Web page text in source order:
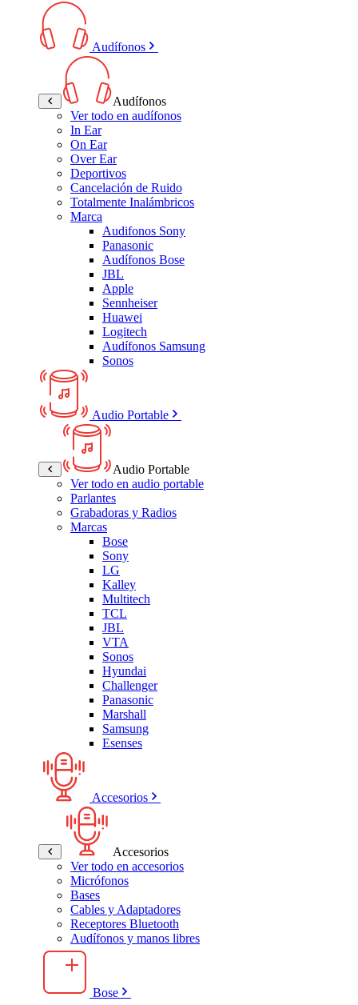
Audífonos
Audífonos
Ver todo en audífonos
In Ear
On Ear
Over Ear
Deportivos
Cancelación de Ruido
Totalmente Inalámbricos
Marca
Audifonos Sony
Panasonic
Audífonos Bose
JBL
Apple
Sennheiser
Huawei
Logitech
Audífonos Samsung
Sonos
Audio Portable
Audio Portable
Ver todo en audio portable
Parlantes
Grabadoras y Radios
Marcas
Bose
Sony
LG
Kalley
Multitech
TCL
JBL
VTA
Sonos
Hyundai
Challenger
Panasonic
Marshall
Samsung
Esenses
Accesorios
Accesorios
Ver todo en accesorios
Micrófonos
Bases
Cables y Adaptadores
Receptores Bluetooth
Audífonos y manos libres
Bose